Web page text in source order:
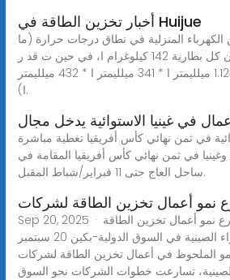
أخبار تخزين الطاقة في Huijue
المنزلية في نطاق درجات حرارة (ما
بين -20 وحتى 45)، وتزن كل بطارية 142 كيلوغرام ا، في حين ت قد ر
أبعادها بما يصل إلى (1.124 ميلليمتر ا * 341 ميلليمتر ا * 432 ميلليمتر
ا).
في غينيا الاستوائية يدخل مجال
في ثمن نهائي كأس أفريقيا تغطية مباشرة
وغينيا في ثمن نهائي كأس أفريقيا المقامة في
ساحل العاج حتى 11 فبراير/شباط المقبل.
نمو أعمال تخزين الطاقة لشركات
Sep 20, 2025 · مقالة خاصة: تسارع نمو أعمال تخزين الطاقة
لشركات الطاقة الخضراء الصينية في السوق الدولية-بكين 20 سبتمبر
النمو الملحوظ في أعمال تخزين الطاقة لشركات
تسارعت خطوات الشركات نحو السوق